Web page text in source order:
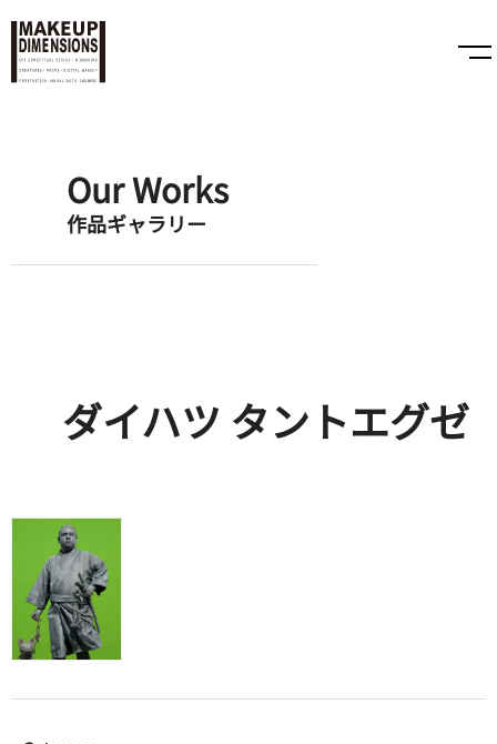
Our Works
作品ギャラリー
ダイハツ タントエグゼ